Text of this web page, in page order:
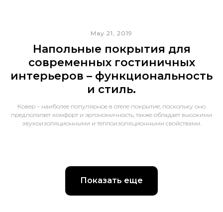
May 21, 2019
Напольные покрытия для
современных гостиничных
интерьеров – функциональность
и стиль.
Ковер – наиболее популярное в отеле покрытие, поскольку оно
предполагает комфорт и эргономичность, также обладает высокими
звукоизоляционными и теплоизоляционными свойствами.
Показать еще